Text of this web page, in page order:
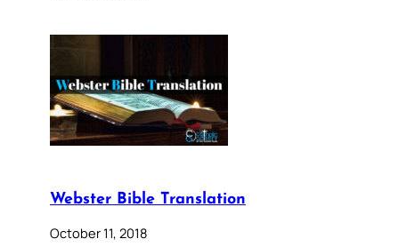
Webster Bible Translation
October 11, 2018